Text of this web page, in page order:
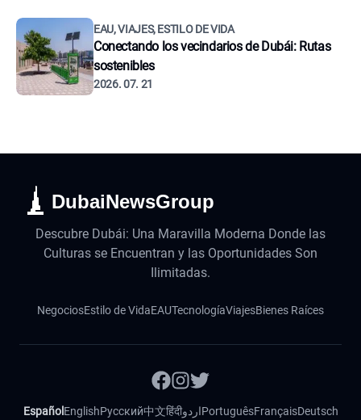
EAU, VIAJES, ESTILO DE VIDA
Conectando los vecindarios de Dubái: Rutas
sostenibles
2026. 07. 21
DubaiNewsGroup
Descubre Dubái: Una Maravilla Moderna Donde las
Culturas se Encuentran y las Oportunidades Son
Ilimitadas.
NegociosEstilo de VidaEAUTecnologíaViajesBienes Raíces
Español EnglishРусский中文हिंदीاردوPortuguêsFrançaisDeutsch